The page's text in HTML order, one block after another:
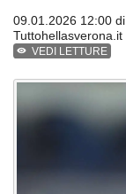
09.01.2026 12:00 di
Tuttohellasverona.it
VEDI LETTURE